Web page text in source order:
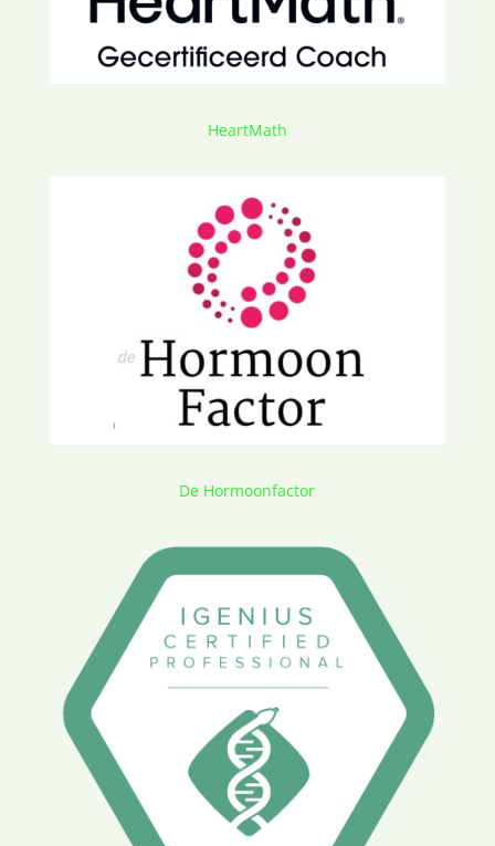
HeartMath
De Hormoonfactor